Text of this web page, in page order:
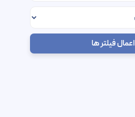
اعمال فیلتر ها